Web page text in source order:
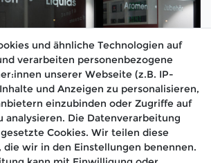
und ähnliche Technologien auf
verarbeiten personenbezogene
unserer Webseite (z.B. IP-
und Anzeigen zu personalisieren,
einzubinden oder Zugriffe auf
analysieren. Die Datenverarbeitung
Cookies. Wir teilen diese
wir in den Einstellungen benennen.